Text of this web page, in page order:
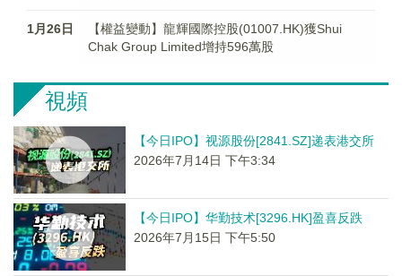
1月26日
【權益變動】龍輝國際控股(01007.HK)獲Shui
Chak Group Limited增持596萬股
視頻
【今日IPO】视源股份[2841.SZ]递表港交所
2026年7月14日 下午3:34
【今日IPO】华勤技术[3296.HK]盈喜反跌
2026年7月15日 下午5:50